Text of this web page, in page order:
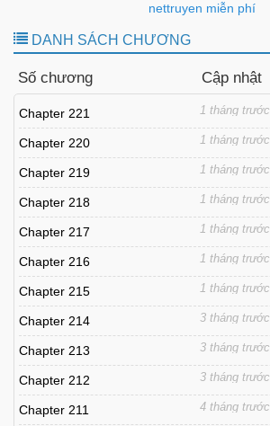
nettruyen miễn phí
DANH SÁCH CHƯƠNG
Số chương Cập nhật
Chapter 221 1 tháng trước
Chapter 220 1 tháng trước
Chapter 219 1 tháng trước
Chapter 218 1 tháng trước
Chapter 217 1 tháng trước
Chapter 216 1 tháng trước
Chapter 215 1 tháng trước
Chapter 214 3 tháng trước
Chapter 213 3 tháng trước
Chapter 212 3 tháng trước
Chapter 211 4 tháng trước